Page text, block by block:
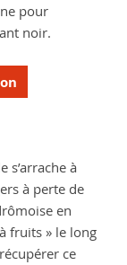
pour
noir.
à
à perte de
en
fruits » le long
ce